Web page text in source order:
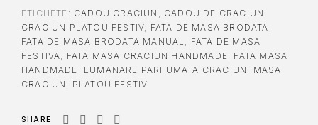
ETICHETE: CADOU CRACIUN , CADOU DE CRACIUN ,
CRACIUN PLATOU FESTIV, FATA DE MASA BRODATA ,
FATA DE MASA BRODATA MANUAL , FATA DE MASA
FESTIVA, FATA MASA CRACIUN HANDMADE, FATA MASA
HANDMADE , LUMANARE PARFUMATA CRACIUN , MASA
CRACIUN , PLATOU FESTIV
SHARE